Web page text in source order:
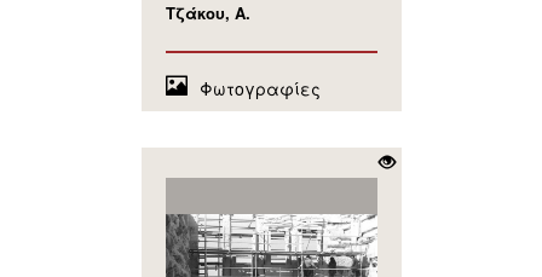
Τζάκου, Α.
Φωτογραφίες